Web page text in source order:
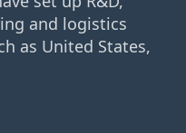
and logistics
as United States,